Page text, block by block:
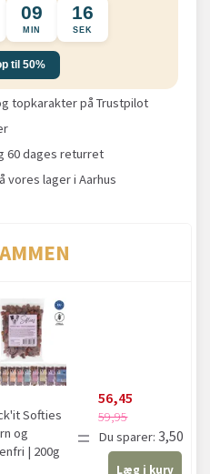
09
MIN
16
SEK
til 50%
topkarakter på Trustpilot
60 dages returret
vores lager i Aarhus
Softies
og
| 200g
=
56,45
59,95
Du sparer:3,50
Læg i kurv